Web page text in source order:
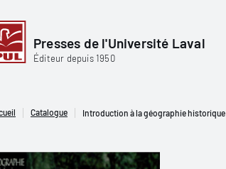
Presses de l'Université Laval
Éditeur depuis 1950
Catalogue Introduction à la géographie historique